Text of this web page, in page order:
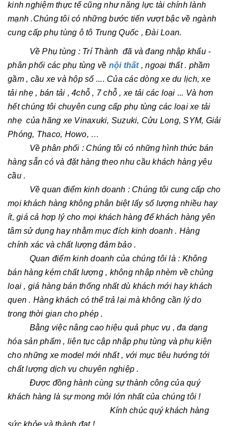
kinh nghiệm thực tế cũng như năng lực tài chính lành
mạnh .Chúng tôi có những bước tiến vượt bậc về ngành
cung cấp phụ tùng ô tô Trung Quốc , Đài Loan.
Về Phụ tùng : Trí Thành đã và đang nhập khẩu -
phân phối các phụ tùng về nội thất, ngoại thất . phầm
gầm , cầu xe và hộp số .... Của các dòng xe du lịch, xe
tải nhẹ , bán tải , 4chỗ , 7 chỗ , xe tải các loại ... Và hơn
hết chúng tôi chuyên cung cấp phụ tùng các loại xe tải
nhẹ của hãng xe Vinaxuki, Suzuki, Cửu Long, SYM, Giải
Phóng, Thaco, Howo, …
Về phân phối : Chúng tôi có những hình thức bán
hàng sẵn có và đặt hàng theo nhu cầu khách hàng yêu
cầu .
Về quan điểm kinh doanh : Chúng tôi cung cấp cho
mọi khách hàng không phân biệt lấy số lượng nhiều hay
ít, giá cả hợp lý cho mọi khách hàng để khách hàng yên
tâm sử dụng hay nhằm mục đích kinh doanh . Hàng
chính xác và chất lượng đảm bảo .
Quan điểm kinh doanh của chúng tôi là : Không
bán hàng kém chất lượng , không nhập nhèm về chủng
loại , giá hàng bán thống nhất dù khách mới hay khách
quen . Hàng khách có thể trả lại mà không cần lý do
trong thời gian cho phép .
Bằng việc nâng cao hiệu quả phục vụ , đa dạng
hóa sản phẩm , liên tục cập nhập phụ tùng và phụ kiện
cho những xe model mới nhất , với mục tiêu hướng tới
chất lượng dịch vụ chuyên nghiệp .
Được đồng hành cùng sự thành công của quý
khách hàng là sự mong mỏi lớn nhất của chúng tôi !
Kính chúc quý khách hàng